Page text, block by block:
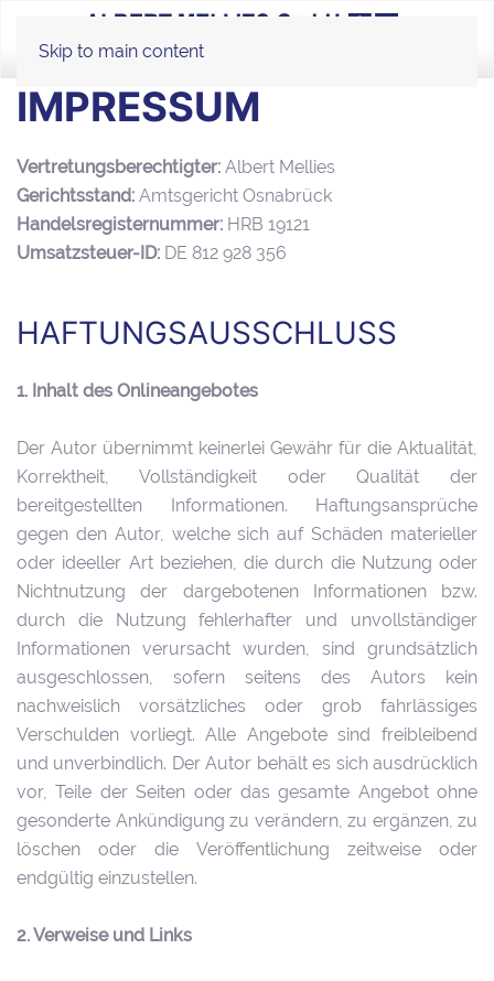
Skip to main content
IMPRESSUM
Vertretungsberechtigter: Albert Mellies
Gerichtsstand: Amtsgericht Osnabrück
Handelsregisternummer: HRB 19121
Umsatzsteuer-ID: DE 812 928 356
HAFTUNGSAUSSCHLUSS
1. Inhalt des Onlineangebotes
Der Autor übernimmt keinerlei Gewähr für die Aktualität,
Korrektheit, Vollständigkeit oder Qualität der
bereitgestellten Informationen. Haftungsansprüche
gegen den Autor, welche sich auf Schäden materieller
oder ideeller Art beziehen, die durch die Nutzung oder
Nichtnutzung der dargebotenen Informationen bzw.
durch die Nutzung fehlerhafter und unvollständiger
Informationen verursacht wurden, sind grundsätzlich
ausgeschlossen, sofern seitens des Autors kein
nachweislich vorsätzliches oder grob fahrlässiges
Verschulden vorliegt. Alle Angebote sind freibleibend
und unverbindlich. Der Autor behält es sich ausdrücklich
vor, Teile der Seiten oder das gesamte Angebot ohne
gesonderte Ankündigung zu verändern, zu ergänzen, zu
löschen oder die Veröffentlichung zeitweise oder
endgültig einzustellen.
2. Verweise und Links